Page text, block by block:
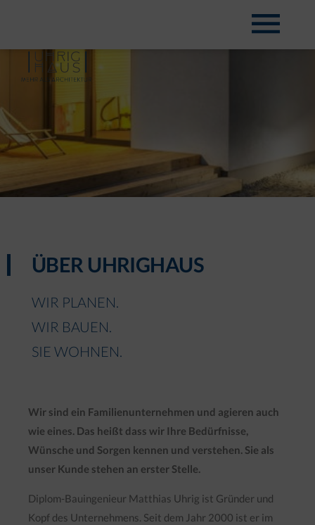
ÜBER UHRIGHAUS
WIR PLANEN.
WIR BAUEN.
SIE WOHNEN.
Wir sind ein Familienunternehmen und agieren auch
wie eines. Das heißt dass wir Ihre Bedürfnisse,
Wünsche und Sorgen kennen und verstehen. Sie als
unser Kunde stehen an erster Stelle.
Diplom-Bauingenieur Matthias Uhrig ist Gründer und
Kopf des Unternehmens. Seit dem Jahr 2000 ist er im